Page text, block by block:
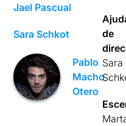
Jael Pascual
Sara Schkot
Pablo
Macho
Otero
de
Sara